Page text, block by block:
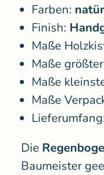
Farben:
Finish:
Maße
Maße
Maße
Maße
Die
Baumeister